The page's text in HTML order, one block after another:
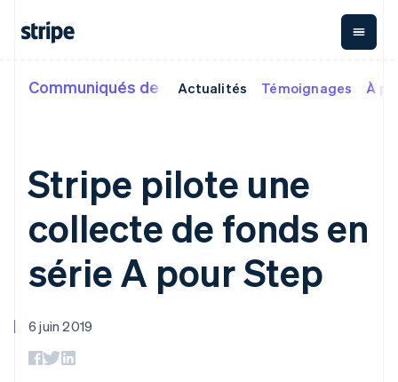
Paiements
ligne
Managed
Payments
Solution pour
commerçant
Paiement en
Checkout
Interfaces de
paiement
prêtes à
Elements
Revenus
récurrents
Metronome
Facturation à
l’usage
Abonnements
abonnements
Invoicing
Gestion
Virements à
Crypto
Wallet, émission
et
infrastructure
Rampe d'accès
à la
Par type d'entreprise
Par cas d'usage
Cryptomonnaies
E-commerce
Services financiers
Documentation
Bibliothèques et SDK
Stripe Apps
Guides
Accepter les paiements
Formation
Guides
Service de support
Obtenir de l’aide
Offres d’assistance
Communiqués de presse
Actualités Témoignages À
Stripe pilote une
collecte de fonds en
série A pour Step
6 juin 2019
Grèce
English
English
Italie
Italiano English
日本語 English
English
Liechtenstein
Lituanie
Luxembourg